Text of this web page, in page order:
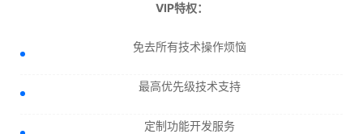
VIP特权：
免去所有技术操作烦恼
最高优先级技术支持
定制功能开发服务